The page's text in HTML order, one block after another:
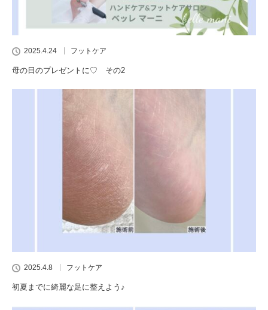
2025.4.24 フットケア
母の日のプレゼントに♡ その2
2025.4.8 フットケア
初夏までに綺麗な足に整えよう♪